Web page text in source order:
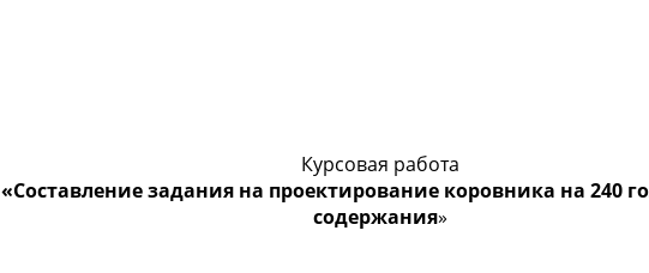
Курсовая работа
«Составление задания на проектирование коровника на 240
содержания»